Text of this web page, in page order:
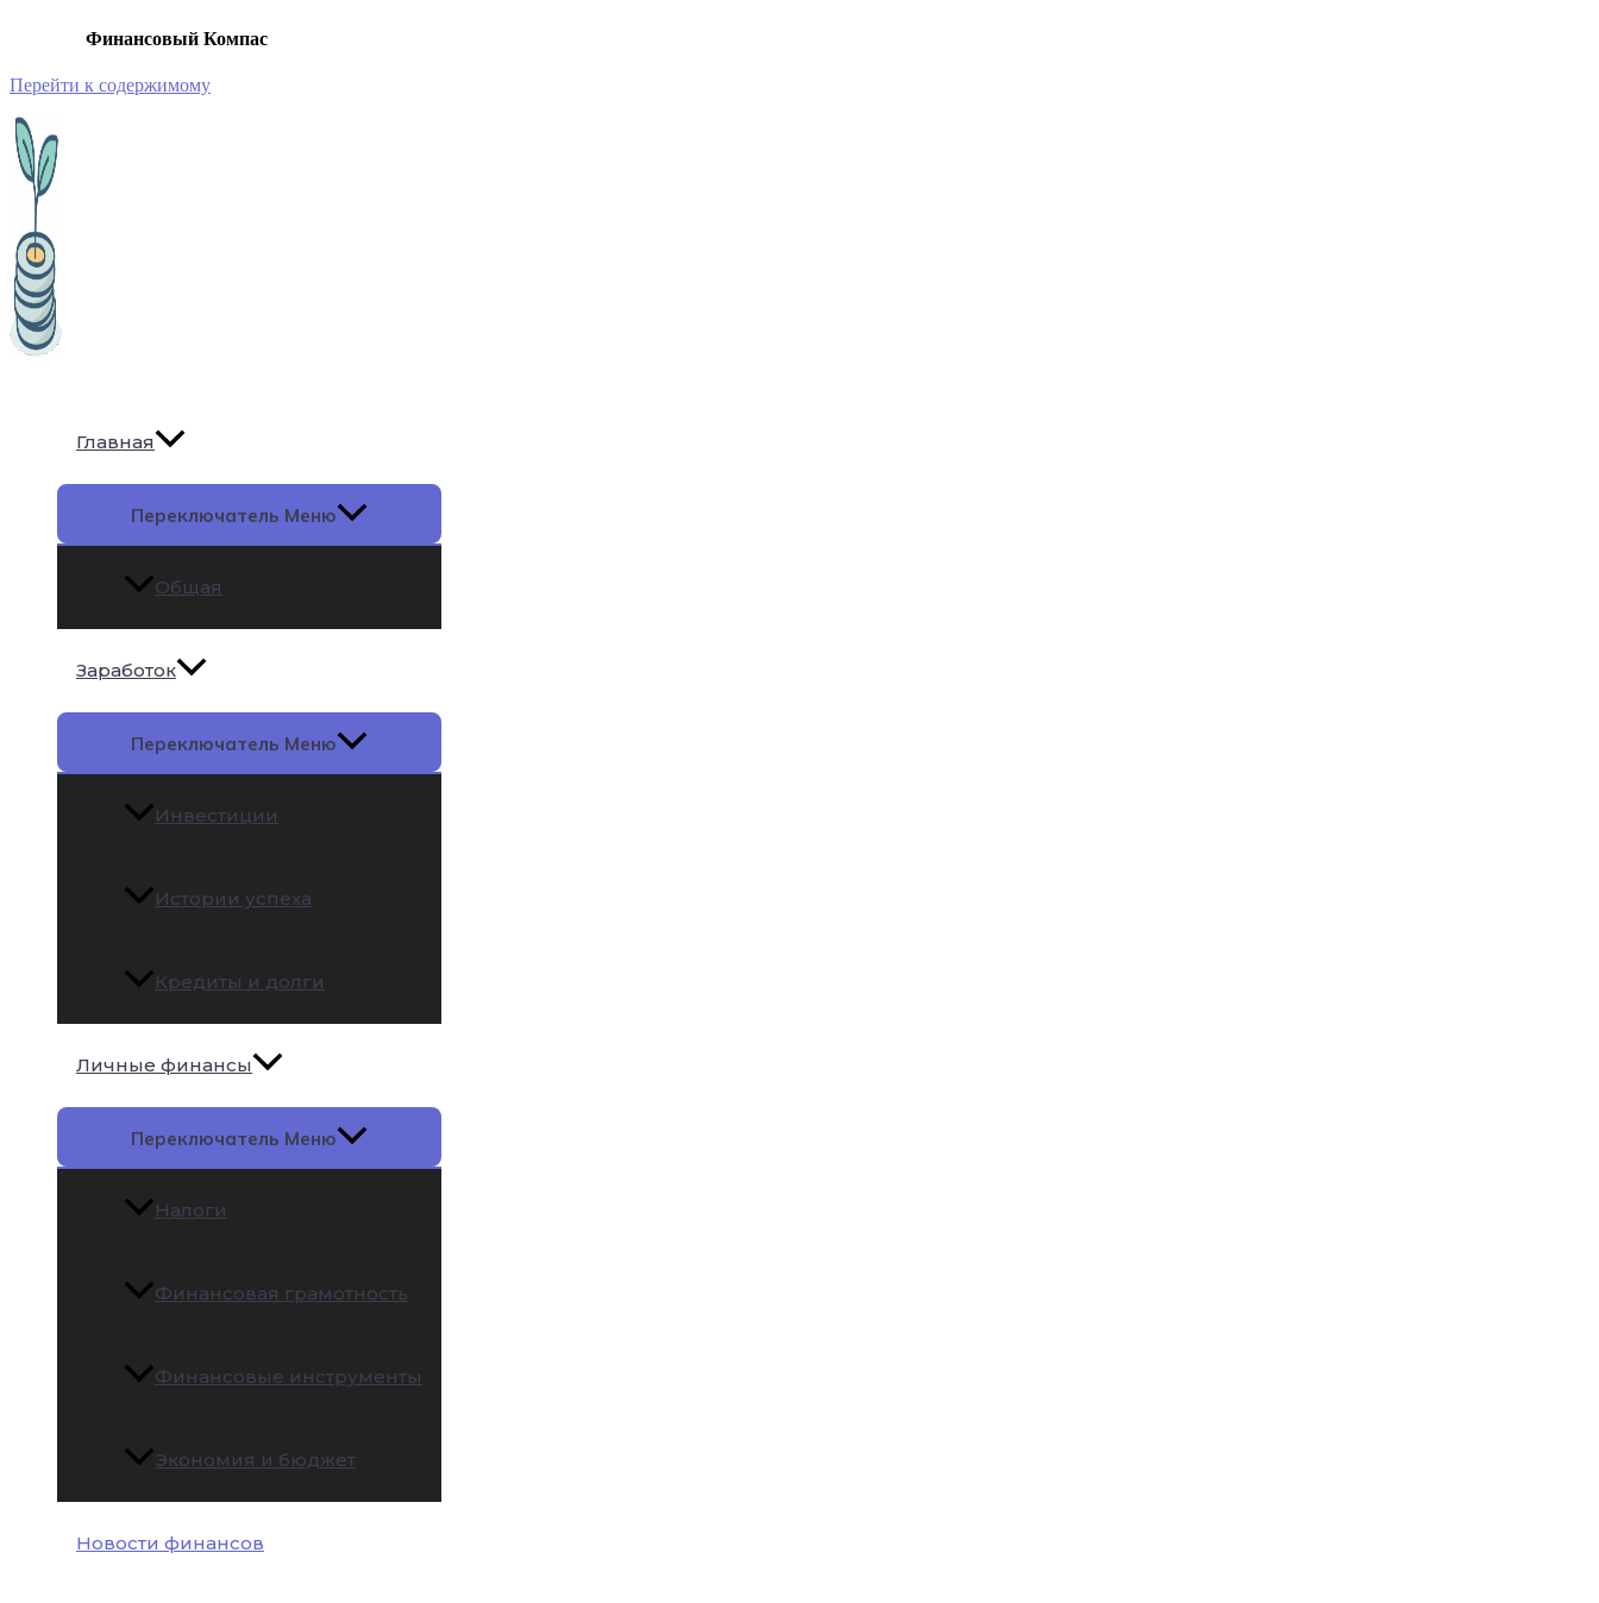
Финансовый Компас
Перейти к содержимому
Главная
Переключатель Меню
Общая
Заработок
Переключатель Меню
Инвестиции
Истории успеха
Кредиты и долги
Личные финансы
Переключатель Меню
Налоги
Финансовая грамотность
Финансовые инструменты
Экономия и бюджет
Новости финансов